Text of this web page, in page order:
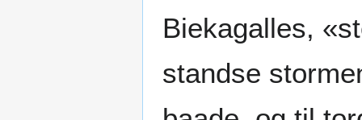
Biekagalles,
standse